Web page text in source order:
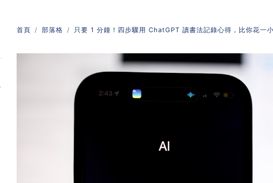
首頁 部落格 只要 1 分鐘！四步驟用 ChatGPT 讀書法記錄心得，比你花一